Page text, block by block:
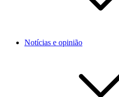
Notícias e opinião